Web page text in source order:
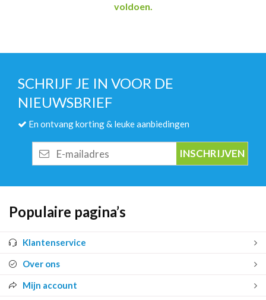
voldoen.
SCHRIJF JE IN VOOR DE
NIEUWSBRIEF
En ontvang korting & leuke aanbiedingen
mailadres
Populaire pagina’s
Klantenservice
Over ons
Mijn account